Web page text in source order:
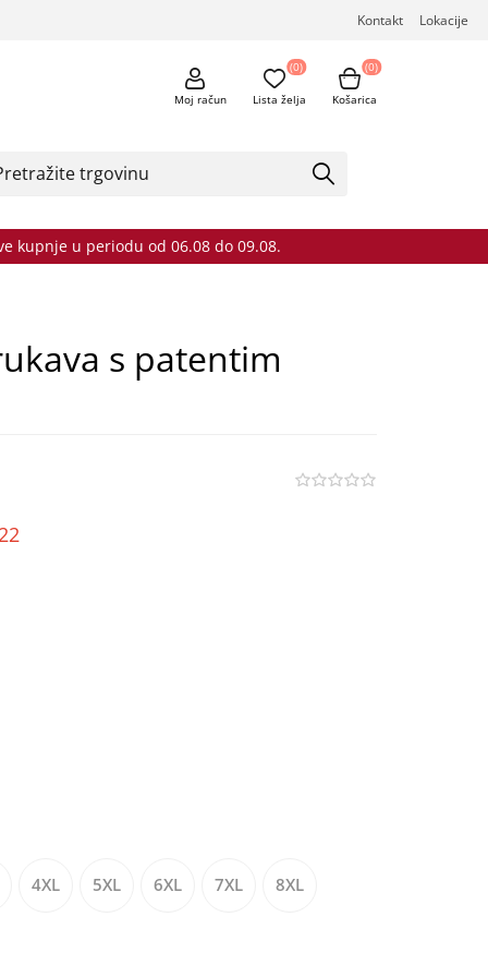
Kontakt Lokacije
Moj račun Lista želja
(0)
Košarica
(0)
kupnje u periodu od 06.08 do 09.08.
s patentim
4XL 5XL 6XL 7XL 8XL